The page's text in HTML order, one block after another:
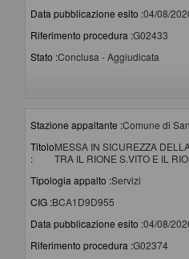
Data pubblicazione esito :04/08/
Riferimento procedura :G02433
Stato :Conclusa - Aggiudicata
Stazione appaltante :Comune di
Titolo
:
MESSA IN SICUREZZA
TRA IL RIONE S.VITO E IL
Tipologia appalto :Servizi
CIG :BCA1D9D955
Data pubblicazione esito :04/08/
Riferimento procedura :G02374